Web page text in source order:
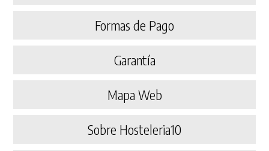
Formas de Pago
Garantía
Mapa Web
Sobre Hosteleria10